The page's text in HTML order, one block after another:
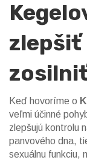
zlepšiť
Keď hovoríme o
veľmi účinné
zlepšujú kontrolu
panvového dna,
sexuálnu funkciu,